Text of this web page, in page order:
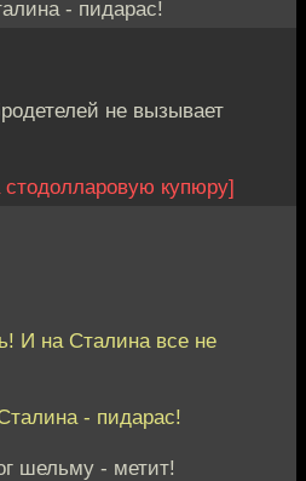
- пидарас!
не вызывает
купюру]
И на Сталина все не
- пидарас!
шельму - метит!